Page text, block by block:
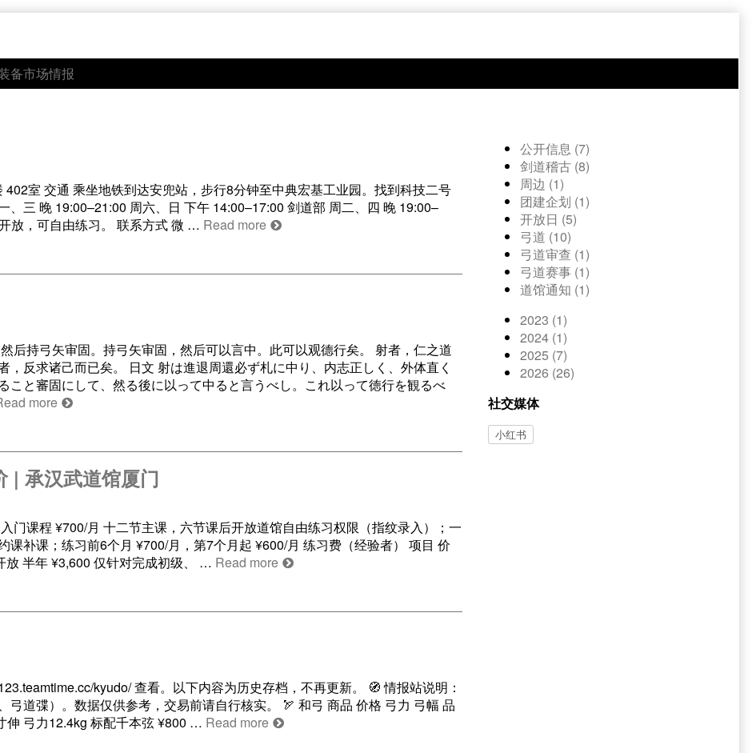
备市场情报
室 交通 乘坐地铁到达安兜站，步行8分钟至中典宏基工业园。找到科技二号
三 晚 19:00–21:00 周六、日 下午 14:00–17:00 剑道部 周二、四 晚 19:00–
放，可自由练习。 联系方式 微 … Read more
后持弓矢审固。持弓矢审固，然后可以言中。此可以观德行矣。 射者，仁之道
反求诸己而已矣。 日文 射は進退周還必ず札に中り、内志正しく、外体直く
こと審固にして、然る後に以って中ると言うべし。これ以って徳行を観るべ
more
| 承汉武道馆厦门
门课程 ¥700/月 十二节主课，六节课后开放道馆自由练习权限（指纹录入）；一
补课；练习前6个月 ¥700/月，第7个月起 ¥600/月 练习费（经验者） 项目 价
放 半年 ¥3,600 仅针对完成初级、 … Read more
kyudo/ 查看。以下内容为历史存档，不再更新。 🧭 情报站说明：
道弽）。数据仅供参考，交易前请自行核实。 🏹 和弓 商品 价格 弓力 弓幅 品
伸 弓力12.4kg 标配千本弦 ¥800 … Read more
公开信息 (7)
剑道稽古 (8)
周边 (1)
团建企划 (1)
开放日 (5)
弓道 (10)
弓道审查 (1)
弓道赛事 (1)
道馆通知 (1)
2023 (1)
2024 (1)
2025 (7)
2026 (26)
社交媒体
小红书